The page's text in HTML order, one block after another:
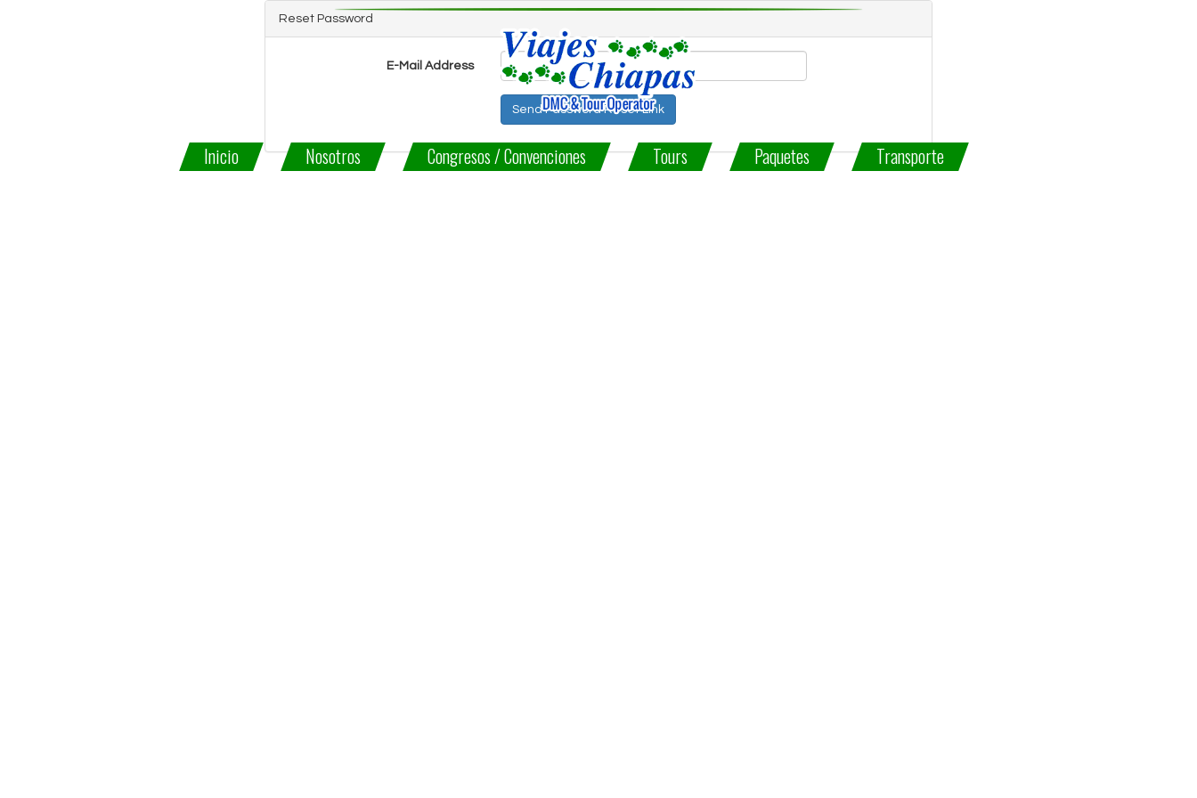
Inicio Nosotros Congresos / Convenciones Tours Paquetes Transporte
Reset Password
E-Mail Address
Send Password Reset Link